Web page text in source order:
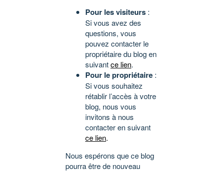
Pour les visiteurs :
Si vous avez des
questions, vous
pouvez contacter le
propriétaire du blog en
suivantce lien.
Pour le propriétaire :
Si vous souhaitez
rétablir l’accès à votre
blog, nous vous
invitons à nous
contacter en suivant
ce lien.
Nous espérons que ce blog
pourra être de nouveau